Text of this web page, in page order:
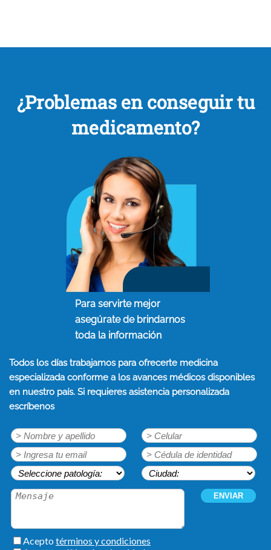
¿Problemas en conseguir tu
medicamento?
Para servirte mejor
asegúrate de brindarnos
toda la información
Todos los días trabajamos para ofrecerte medicina
especializada conforme a los avances médicos disponibles
en nuestro país. Si requieres asistencia personalizada
escríbenos